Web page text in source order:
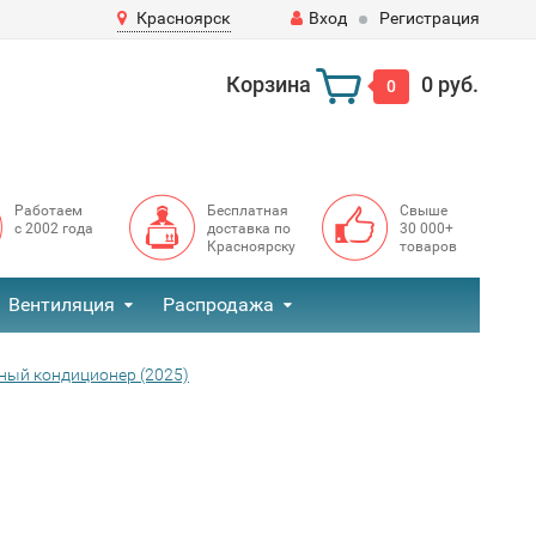
Красноярск Вход Регистрация
Корзина 0 0 руб.
Работаем
с 2002 года
Бесплатная
доставка по
Красноярску
Свыше
30 000+
товаров
Вентиляция Распродажа
кондиционер (2025)